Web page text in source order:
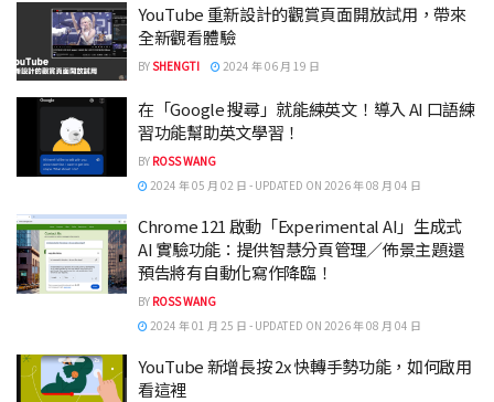
YouTube 重新設計的觀賞頁面開放試用，帶來
全新觀看體驗
BYSHENGTI 2024 年 06 月 19 日
在「Google 搜尋」就能練英文！導入 AI 口語練
習功能幫助英文學習！
BY ROSS WANG
2024 年 05 月 02 日 - UPDATED ON 2026 年 08 月 04 日
Chrome 121 啟動「Experimental AI」生成式
AI 實驗功能：提供智慧分頁管理／佈景主題還
預告將有自動化寫作降臨！
BY ROSS WANG
2024 年 01 月 25 日 - UPDATED ON 2026 年 08 月 04 日
YouTube 新增長按 2x 快轉手勢功能，如何啟用
看這裡